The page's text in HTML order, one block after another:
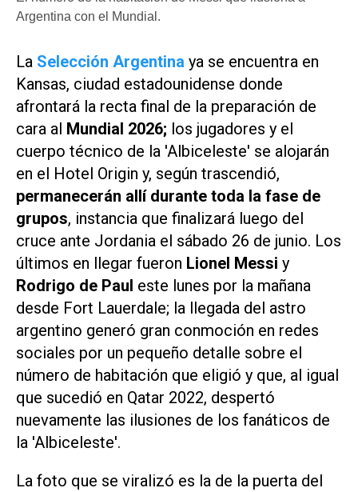
Argentina con el Mundial.
La Selección Argentina ya se encuentra en
Kansas, ciudad estadounidense donde
afrontará la recta final de la preparación de
cara al Mundial 2026; los jugadores y el
cuerpo técnico de la 'Albiceleste' se alojarán
en el Hotel Origin y, según trascendió,
permanecerán allí durante toda la fase de
grupos, instancia que finalizará luego del
cruce ante Jordania el sábado 26 de junio. Los
últimos en llegar fueron Lionel Messi y
Rodrigo de Paul este lunes por la mañana
desde Fort Lauerdale; la llegada del astro
argentino generó gran conmoción en redes
sociales por un pequeño detalle sobre el
número de habitación que eligió y que, al igual
que sucedió en Qatar 2022, despertó
nuevamente las ilusiones de los fanáticos de
la 'Albiceleste'.
La foto que se viralizó es la de la puerta del